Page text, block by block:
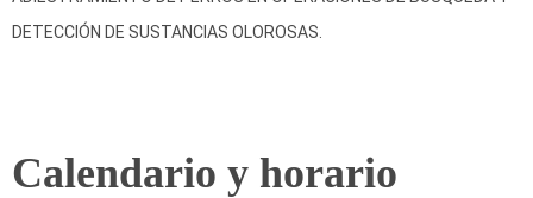
DETECCIÓN DE SUSTANCIAS OLOROSAS.
Calendario y horario